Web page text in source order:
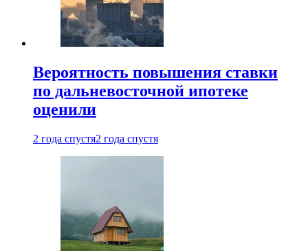
Вероятность повышения ставки
по дальневосточной ипотеке
оценили
2 года спустя2 года спустя